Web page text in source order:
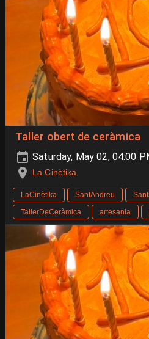
Taller obert de ceràmica
Saturday, May 02, 04:00
La Cinètika
LaCinètika SantAndreu
TallerDeCeràmica
artesania